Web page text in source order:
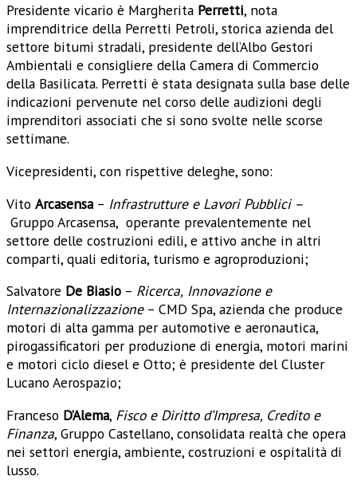
Presidente vicario è Margherita Perretti, nota
imprenditrice della Perretti Petroli, storica azienda del
settore bitumi stradali, presidente dell’Albo Gestori
Ambientali e consigliere della Camera di Commercio
della Basilicata. Perretti è stata designata sulla base delle
indicazioni pervenute nel corso delle audizioni degli
imprenditori associati che si sono svolte nelle scorse
settimane.
Vicepresidenti, con rispettive deleghe, sono:
Vito Arcasensa – Infrastrutture e Lavori Pubblici –
Gruppo Arcasensa, operante prevalentemente nel
settore delle costruzioni edili, e attivo anche in altri
comparti, quali editoria, turismo e agroproduzioni;
Salvatore De Biasio – Ricerca, Innovazione e
Internazionalizzazione– CMD Spa, azienda che produce
motori di alta gamma per automotive e aeronautica,
pirogassificatori per produzione di energia, motori marini
e motori ciclo diesel e Otto; è presidente del Cluster
Lucano Aerospazio;
Franceso D’Alema, Fisco e Diritto d’Impresa, Credito e
Finanza, Gruppo Castellano, consolidata realtà che opera
nei settori energia, ambiente, costruzioni e ospitalità di
lusso.